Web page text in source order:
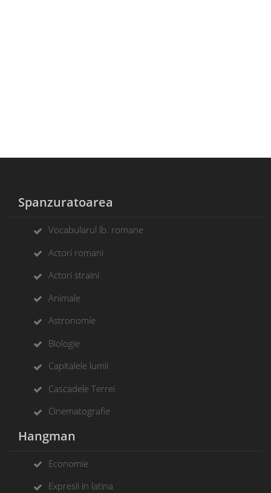
Spanzuratoarea
Vocabularul lb. romane
Actori romani
Actori straini
Animale
Astronomie
Biologie
Capitalele lumii
Cascadele Terrei
Cinematografie
Hangman
Economie
Expresii in latina